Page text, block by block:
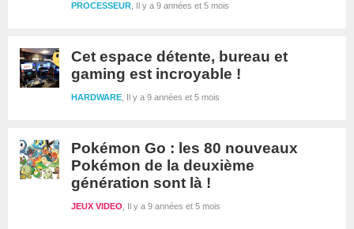
Il y a 9 années et 5 mois
PROCESSEUR
Cet espace détente, bureau et
gaming est incroyable !
Il y a 9 années et 5 mois
HARDWARE
Pokémon Go : les 80 nouveaux
Pokémon de la deuxième
génération sont là !
Il y a 9 années et 5 mois
JEUX VIDEO